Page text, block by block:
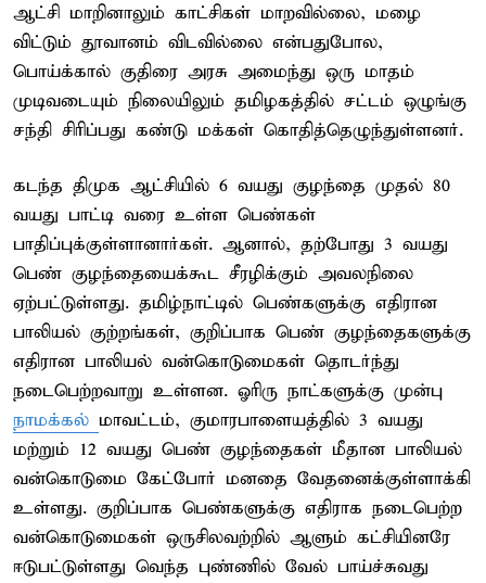
ஆட்சி மாறினாலும் காட்சிகள் மாறவில்லை, மழை
விட்டும் தூவானம் விடவில்லை என்பதுபோல,
பொய்க்கால் குதிரை அரசு அமைந்து ஒரு மாதம்
முடிவடையும் நிலையிலும் தமிழகத்தில் சட்டம் ஒழுங்கு
சந்தி சிரிப்பது கண்டு மக்கள் கொதித்தெழுந்துள்ளனர்.
கடந்த திமுக ஆட்சியில் 6 வயது குழந்தை முதல் 80
வயது பாட்டி வரை உள்ள பெண்கள்
பாதிப்புக்குள்ளானார்கள். ஆனால், தற்போது 3 வயது
பெண் குழந்தையைக்கூட சீரழிக்கும் அவலநிலை
ஏற்பட்டுள்ளது. தமிழ்நாட்டில் பெண்களுக்கு எதிரான
பாலியல் குற்றங்கள், குறிப்பாக பெண் குழந்தைகளுக்கு
எதிரான பாலியல் வன்கொடுமைகள் தொடர்ந்து
நடைபெற்றவாறு உள்ளன. ஓரிரு நாட்களுக்கு முன்பு
நாமக்கல் மாவட்டம், குமாரபாளையத்தில் 3 வயது
மற்றும் 12 வயது பெண் குழந்தைகள் மீதான பாலியல்
வன்கொடுமை கேட்போர் மனதை வேதனைக்குள்ளாக்கி
உள்ளது. குறிப்பாக பெண்களுக்கு எதிராக நடைபெற்ற
வன்கொடுமைகள் ஒருசிலவற்றில் ஆளும் கட்சியினரே
ஈடுபட்டுள்ளது வெந்த புண்ணில் வேல் பாய்ச்சுவது